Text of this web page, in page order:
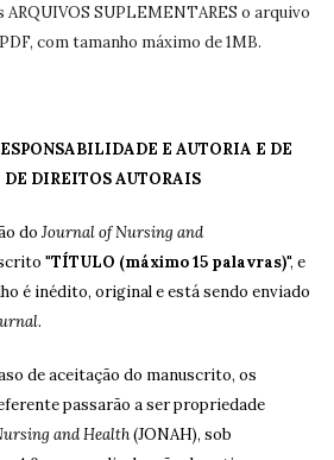
SUPLEMENTARES o arquivo
com tamanho máximo de 1MB.
E AUTORIA E DE
DE DIREITOS AUTORAIS
do Journal of Nursing and
"TÍTULO (máximo 15 palavras)", e
é inédito, original e está sendo enviado
.
de aceitação do manuscrito, os
passarão a ser propriedade
and Health(JONAH), sob